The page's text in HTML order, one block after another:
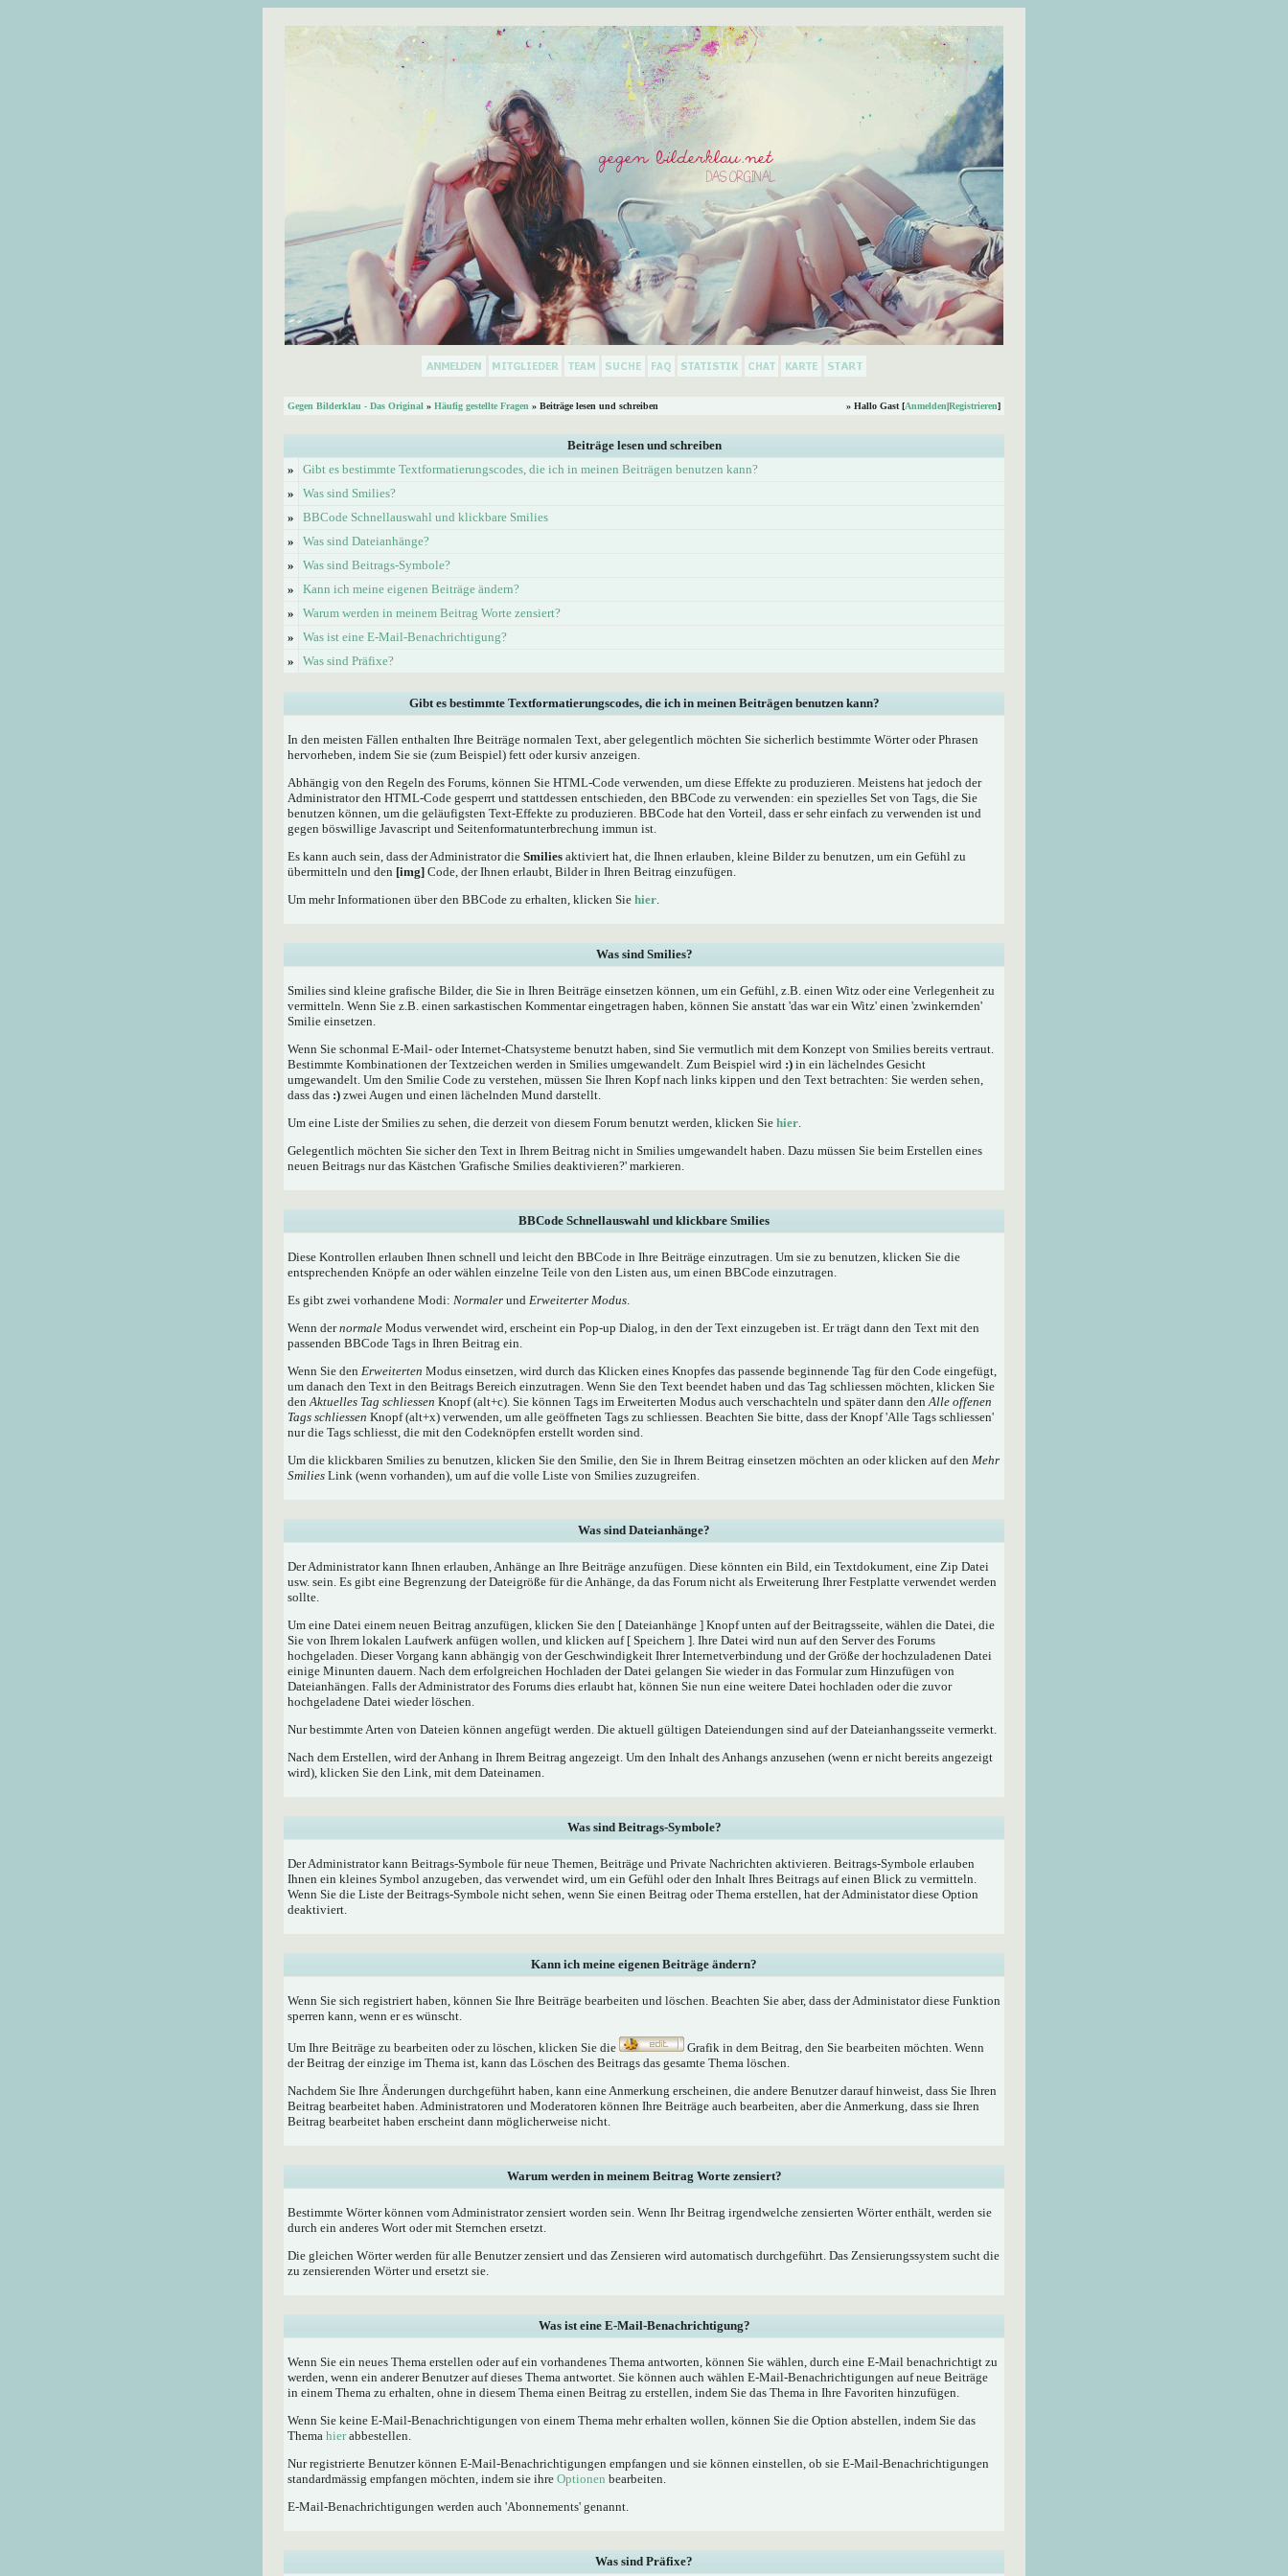
Gegen Bilderklau - Das Original » Häufig gestellte Fragen » Beiträge lesen und schreiben » Hallo Gast [Anmelden|Registrieren]
Beiträge lesen und schreiben
»
Gibt es bestimmte Textformatierungscodes, die ich in meinen Beiträgen benutzen kann?
»
Was sind Smilies?
»
BBCode Schnellauswahl und klickbare Smilies
»
Was sind Dateianhänge?
»
Was sind Beitrags-Symbole?
»
Kann ich meine eigenen Beiträge ändern?
»
Warum werden in meinem Beitrag Worte zensiert?
»
Was ist eine E-Mail-Benachrichtigung?
»
Was sind Präfixe?
Gibt es bestimmte Textformatierungscodes, die ich in meinen Beiträgen benutzen kann?
In den meisten Fällen enthalten Ihre Beiträge normalen Text, aber gelegentlich möchten Sie sicherlich bestimmte Wörter oder Phrasen
hervorheben, indem Sie sie (zum Beispiel) fett oder kursiv anzeigen.
Abhängig von den Regeln des Forums, können Sie HTML-Code verwenden, um diese Effekte zu produzieren. Meistens hat jedoch der
Administrator den HTML-Code gesperrt und stattdessen entschieden, den BBCode zu verwenden: ein spezielles Set von Tags, die Sie
benutzen können, um die geläufigsten Text-Effekte zu produzieren. BBCode hat den Vorteil, dass er sehr einfach zu verwenden ist und
gegen böswillige Javascript und Seitenformatunterbrechung immun ist.
Es kann auch sein, dass der Administrator die Smilies aktiviert hat, die Ihnen erlauben, kleine Bilder zu benutzen, um ein Gefühl zu
übermitteln und den [img] Code, der Ihnen erlaubt, Bilder in Ihren Beitrag einzufügen.
Um mehr Informationen über den BBCode zu erhalten, klicken Sie hier.
Was sind Smilies?
Smilies sind kleine grafische Bilder, die Sie in Ihren Beiträge einsetzen können, um ein Gefühl, z.B. einen Witz oder eine Verlegenheit zu
vermitteln. Wenn Sie z.B. einen sarkastischen Kommentar eingetragen haben, können Sie anstatt 'das war ein Witz' einen 'zwinkernden'
Smilie einsetzen.
Wenn Sie schonmal E-Mail- oder Internet-Chatsysteme benutzt haben, sind Sie vermutlich mit dem Konzept von Smilies bereits vertraut.
Bestimmte Kombinationen der Textzeichen werden in Smilies umgewandelt. Zum Beispiel wird :) in ein lächelndes Gesicht
umgewandelt. Um den Smilie Code zu verstehen, müssen Sie Ihren Kopf nach links kippen und den Text betrachten: Sie werden sehen,
dass das :) zwei Augen und einen lächelnden Mund darstellt.
Um eine Liste der Smilies zu sehen, die derzeit von diesem Forum benutzt werden, klicken Sie hier.
Gelegentlich möchten Sie sicher den Text in Ihrem Beitrag nicht in Smilies umgewandelt haben. Dazu müssen Sie beim Erstellen eines
neuen Beitrags nur das Kästchen 'Grafische Smilies deaktivieren?' markieren.
BBCode Schnellauswahl und klickbare Smilies
Diese Kontrollen erlauben Ihnen schnell und leicht den BBCode in Ihre Beiträge einzutragen. Um sie zu benutzen, klicken Sie die
entsprechenden Knöpfe an oder wählen einzelne Teile von den Listen aus, um einen BBCode einzutragen.
Es gibt zwei vorhandene Modi: Normaler und Erweiterter Modus.
Wenn dernormale Modus verwendet wird, erscheint ein Pop-up Dialog, in den der Text einzugeben ist. Er trägt dann den Text mit den
passenden BBCode Tags in Ihren Beitrag ein.
Wenn Sie den Erweiterten Modus einsetzen, wird durch das Klicken eines Knopfes das passende beginnende Tag für den Code eingefügt,
um danach den Text in den Beitrags Bereich einzutragen. Wenn Sie den Text beendet haben und das Tag schliessen möchten, klicken Sie
denAktuelles Tag schliessen Knopf (alt+c). Sie können Tags im Erweiterten Modus auch verschachteln und später dann denAlle offenen
Tags schliessen Knopf (alt+x) verwenden, um alle geöffneten Tags zu schliessen. Beachten Sie bitte, dass der Knopf 'Alle Tags schliessen'
nur die Tags schliesst, die mit den Codeknöpfen erstellt worden sind.
Um die klickbaren Smilies zu benutzen, klicken Sie den Smilie, den Sie in Ihrem Beitrag einsetzen möchten an oder klicken auf den Mehr
Smilies Link (wenn vorhanden), um auf die volle Liste von Smilies zuzugreifen.
Was sind Dateianhänge?
Der Administrator kann Ihnen erlauben, Anhänge an Ihre Beiträge anzufügen. Diese könnten ein Bild, ein Textdokument, eine Zip Datei
usw. sein. Es gibt eine Begrenzung der Dateigröße für die Anhänge, da das Forum nicht als Erweiterung Ihrer Festplatte verwendet werden
sollte.
Um eine Datei einem neuen Beitrag anzufügen, klicken Sie den [ Dateianhänge ] Knopf unten auf der Beitragsseite, wählen die Datei, die
Sie von Ihrem lokalen Laufwerk anfügen wollen, und klicken auf [ Speichern ]. Ihre Datei wird nun auf den Server des Forums
hochgeladen. Dieser Vorgang kann abhängig von der Geschwindigkeit Ihrer Internetverbindung und der Größe der hochzuladenen Datei
einige Minunten dauern. Nach dem erfolgreichen Hochladen der Datei gelangen Sie wieder in das Formular zum Hinzufügen von
Dateianhängen. Falls der Administrator des Forums dies erlaubt hat, können Sie nun eine weitere Datei hochladen oder die zuvor
hochgeladene Datei wieder löschen.
Nur bestimmte Arten von Dateien können angefügt werden. Die aktuell gültigen Dateiendungen sind auf der Dateianhangsseite vermerkt.
Nach dem Erstellen, wird der Anhang in Ihrem Beitrag angezeigt. Um den Inhalt des Anhangs anzusehen (wenn er nicht bereits angezeigt
wird), klicken Sie den Link, mit dem Dateinamen.
Was sind Beitrags-Symbole?
Der Administrator kann Beitrags-Symbole für neue Themen, Beiträge und Private Nachrichten aktivieren. Beitrags-Symbole erlauben
Ihnen ein kleines Symbol anzugeben, das verwendet wird, um ein Gefühl oder den Inhalt Ihres Beitrags auf einen Blick zu vermitteln.
Wenn Sie die Liste der Beitrags-Symbole nicht sehen, wenn Sie einen Beitrag oder Thema erstellen, hat der Administator diese Option
deaktiviert.
Kann ich meine eigenen Beiträge ändern?
Wenn Sie sich registriert haben, können Sie Ihre Beiträge bearbeiten und löschen. Beachten Sie aber, dass der Administator diese Funktion
sperren kann, wenn er es wünscht.
Um Ihre Beiträge zu bearbeiten oder zu löschen, klicken Sie die
Grafik in dem Beitrag, den Sie bearbeiten möchten. Wenn
der Beitrag der einzige im Thema ist, kann das Löschen des Beitrags das gesamte Thema löschen.
Nachdem Sie Ihre Änderungen durchgeführt haben, kann eine Anmerkung erscheinen, die andere Benutzer darauf hinweist, dass Sie Ihren
Beitrag bearbeitet haben. Administratoren und Moderatoren können Ihre Beiträge auch bearbeiten, aber die Anmerkung, dass sie Ihren
Beitrag bearbeitet haben erscheint dann möglicherweise nicht.
Warum werden in meinem Beitrag Worte zensiert?
Bestimmte Wörter können vom Administrator zensiert worden sein. Wenn Ihr Beitrag irgendwelche zensierten Wörter enthält, werden sie
durch ein anderes Wort oder mit Sternchen ersetzt.
Die gleichen Wörter werden für alle Benutzer zensiert und das Zensieren wird automatisch durchgeführt. Das Zensierungssystem sucht die
zu zensierenden Wörter und ersetzt sie.
Was ist eine E-Mail-Benachrichtigung?
Wenn Sie ein neues Thema erstellen oder auf ein vorhandenes Thema antworten, können Sie wählen, durch eine E-Mail benachrichtigt zu
werden, wenn ein anderer Benutzer auf dieses Thema antwortet. Sie können auch wählen E-Mail-Benachrichtigungen auf neue Beiträge
in einem Thema zu erhalten, ohne in diesem Thema einen Beitrag zu erstellen, indem Sie das Thema in Ihre Favoriten hinzufügen.
Wenn Sie keine E-Mail-Benachrichtigungen von einem Thema mehr erhalten wollen, können Sie die Option abstellen, indem Sie das
Thema hierabbestellen.
Nur registrierte Benutzer können E-Mail-Benachrichtigungen empfangen und sie können einstellen, ob sie E-Mail-Benachrichtigungen
standardmässig empfangen möchten, indem sie ihre Optionen bearbeiten.
E-Mail-Benachrichtigungen werden auch 'Abonnements' genannt.
Was sind Präfixe?